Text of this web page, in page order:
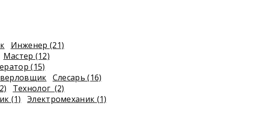
Инженер (21)
Мастер (12)
(15)
Слесарь (16)
Технолог (2)
(1)
Электромеханик (1)